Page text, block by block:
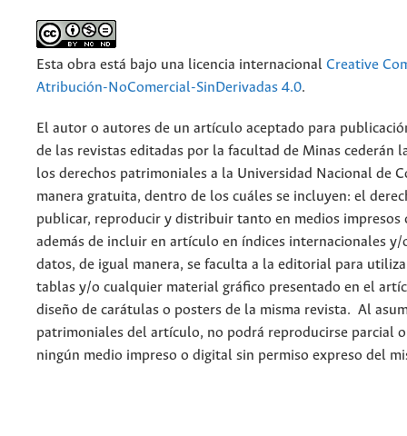
Esta obra está bajo una licencia internacional Creative
Atribución-NoComercial-SinDerivadas 4.0.
El autor o autores de un artículo aceptado para
de las revistas editadas por la facultad de Minas cederán
los derechos patrimoniales a la Universidad Nacional de
manera gratuita, dentro de los cuáles se incluyen: el
publicar, reproducir y distribuir tanto en medios impresos
además de incluir en artículo en índices internacionales y/
datos, de igual manera, se faculta a la editorial para
tablas y/o cualquier material gráfico presentado en el
diseño de carátulas o posters de la misma revista. Al
patrimoniales del artículo, no podrá reproducirse parcial
ningún medio impreso o digital sin permiso expreso del